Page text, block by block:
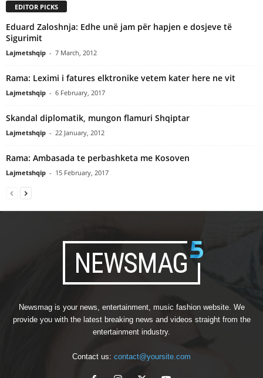
EDITOR PICKS
Eduard Zaloshnja: Edhe unë jam për hapjen e dosjeve të
Sigurimit
Lajmetshqip - 7 March, 2012
Rama: Leximi i fatures elktronike vetem kater here ne vit
Lajmetshqip - 6 February, 2017
Skandal diplomatik, mungon flamuri Shqiptar
Lajmetshqip - 22 January, 2012
Rama: Ambasada te perbashketa me Kosoven
Lajmetshqip - 15 February, 2017
Newsmag is your news, entertainment, music fashion website. We
provide you with the latest breaking news and videos straight from the
entertainment industry.
Contact us: contact@yoursite.com